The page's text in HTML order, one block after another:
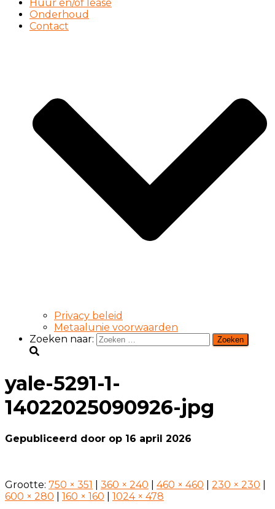
Huur en/of lease
Onderhoud
Contact
Privacy beleid
Metaalunie voorwaarden
Zoeken naar:
yale-5291-1-
14022025090926-jpg
Gepubliceerd door op 16 april 2026
Grootte: 750 × 351 360 × 240 460 × 460 230 × 230
600 × 280
160 × 160 1024 × 478